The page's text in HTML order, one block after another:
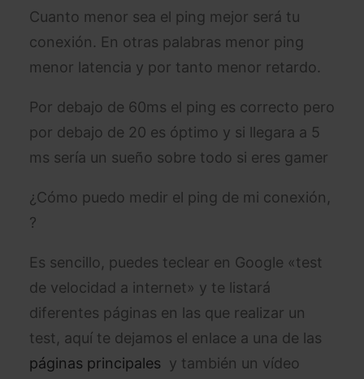
Cuanto menor sea el ping mejor será tu
conexión. En otras palabras menor ping
menor latencia y por tanto menor retardo.
Por debajo de 60ms el ping es correcto pero
por debajo de 20 es óptimo y si llegara a 5
ms sería un sueño sobre todo si eres gamer
¿Cómo puedo medir el ping de mi conexión,
?
Es sencillo, puedes teclear en Google «test
de velocidad a internet» y te listará
diferentes páginas en las que realizar un
test, aquí te dejamos el enlace a una de las
páginas principales y también un vídeo